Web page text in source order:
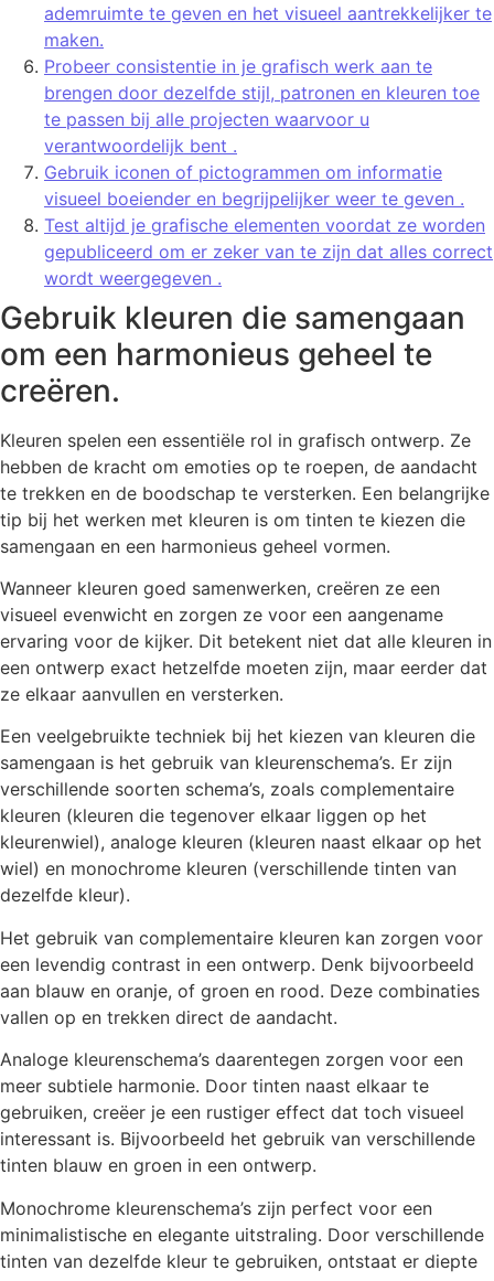
ademruimte te geven en het visueel aantrekkelijker te
maken.
Probeer consistentie in je grafisch werk aan te
brengen door dezelfde stijl, patronen en kleuren toe
te passen bij alle projecten waarvoor u
verantwoordelijk bent .
Gebruik iconen of pictogrammen om informatie
visueel boeiender en begrijpelijker weer te geven .
Test altijd je grafische elementen voordat ze worden
gepubliceerd om er zeker van te zijn dat alles correct
wordt weergegeven .
Gebruik kleuren die samengaan
om een harmonieus geheel te
creëren.
Kleuren spelen een essentiële rol in grafisch ontwerp. Ze
hebben de kracht om emoties op te roepen, de aandacht
te trekken en de boodschap te versterken. Een belangrijke
tip bij het werken met kleuren is om tinten te kiezen die
samengaan en een harmonieus geheel vormen.
Wanneer kleuren goed samenwerken, creëren ze een
visueel evenwicht en zorgen ze voor een aangename
ervaring voor de kijker. Dit betekent niet dat alle kleuren in
een ontwerp exact hetzelfde moeten zijn, maar eerder dat
ze elkaar aanvullen en versterken.
Een veelgebruikte techniek bij het kiezen van kleuren die
samengaan is het gebruik van kleurenschema’s. Er zijn
verschillende soorten schema’s, zoals complementaire
kleuren (kleuren die tegenover elkaar liggen op het
kleurenwiel), analoge kleuren (kleuren naast elkaar op het
wiel) en monochrome kleuren (verschillende tinten van
dezelfde kleur).
Het gebruik van complementaire kleuren kan zorgen voor
een levendig contrast in een ontwerp. Denk bijvoorbeeld
aan blauw en oranje, of groen en rood. Deze combinaties
vallen op en trekken direct de aandacht.
Analoge kleurenschema’s daarentegen zorgen voor een
meer subtiele harmonie. Door tinten naast elkaar te
gebruiken, creëer je een rustiger effect dat toch visueel
interessant is. Bijvoorbeeld het gebruik van verschillende
tinten blauw en groen in een ontwerp.
Monochrome kleurenschema’s zijn perfect voor een
minimalistische en elegante uitstraling. Door verschillende
tinten van dezelfde kleur te gebruiken, ontstaat er diepte